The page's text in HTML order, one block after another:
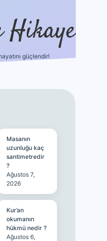
Hikaye
güçlendir!
Masanın
uzunluğu kaç
santimetredir
?
Ağustos 7,
2026
Kur’an
okumanın
hükmü nedir ?
Ağustos 6,
vdcasino güncel giriş